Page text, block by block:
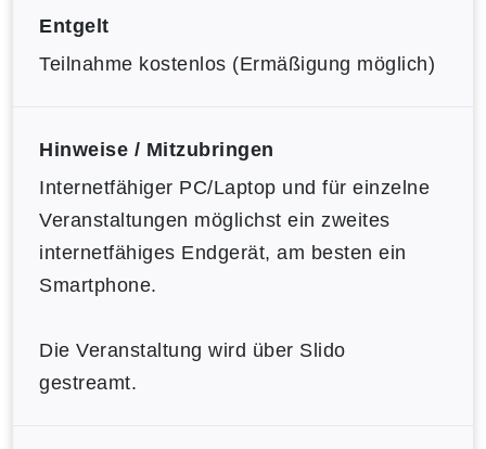
Entgelt
Teilnahme kostenlos (Ermäßigung möglich)
Hinweise / Mitzubringen
Internetfähiger PC/Laptop und für einzelne
Veranstaltungen möglichst ein zweites
internetfähiges Endgerät, am besten ein
Smartphone.
Die Veranstaltung wird über Slido
gestreamt.